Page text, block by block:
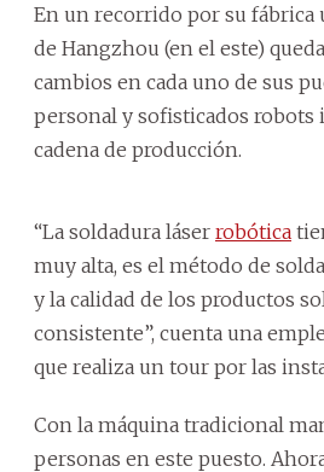
En un recorrido por su fábrica
de Hangzhou (en el este)
cambios en cada uno de sus
personal y sofisticados robots
cadena de producción.
“La soldadura láser robótica
muy alta, es el método de
y la calidad de los productos
consistente”, cuenta una
que realiza un tour por las
Con la máquina tradicional
personas en este puesto.